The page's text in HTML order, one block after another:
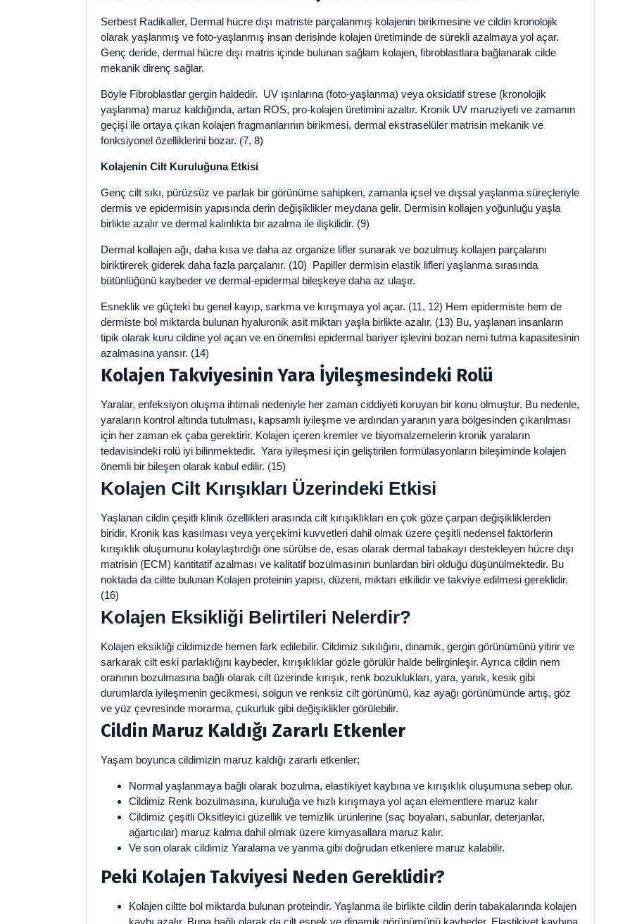
Serbest Radikaller, Dermal hücre dışı matriste parçalanmış kolajenin birikmesine ve cildin kronolojik
olarak yaşlanmış ve foto-yaşlanmış insan derisinde kolajen üretiminde de sürekli azalmaya yol açar.
Genç deride, dermal hücre dışı matris içinde bulunan sağlam kolajen, fibroblastlara bağlanarak cilde
mekanik direnç sağlar.
Böyle Fibroblastlar gergin haldedir. UV ışınlarına (foto-yaşlanma) veya oksidatif strese (kronolojik
yaşlanma) maruz kaldığında, artan ROS, pro-kolajen üretimini azaltır. Kronik UV maruziyeti ve zamanın
geçişi ile ortaya çıkan kolajen fragmanlarının birikmesi, dermal ekstraselüler matrisin mekanik ve
fonksiyonel özelliklerini bozar. (7, 8)
Kolajenin Cilt Kuruluğuna Etkisi
Genç cilt sıkı, pürüzsüz ve parlak bir görünüme sahipken, zamanla içsel ve dışsal yaşlanma süreçleriyle
dermis ve epidermisin yapısında derin değişiklikler meydana gelir. Dermisin kollajen yoğunluğu yaşla
birlikte azalır ve dermal kalınlıkta bir azalma ile ilişkilidir. (9)
Dermal kollajen ağı, daha kısa ve daha az organize lifler sunarak ve bozulmuş kollajen parçalarını
biriktirerek giderek daha fazla parçalanır. (10) Papiller dermisin elastik lifleri yaşlanma sırasında
bütünlüğünü kaybeder ve dermal-epidermal bileşkeye daha az ulaşır.
Esneklik ve güçteki bu genel kayıp, sarkma ve kırışmaya yol açar. (11, 12) Hem epidermiste hem de
dermiste bol miktarda bulunan hyaluronik asit miktarı yaşla birlikte azalır. (13) Bu, yaşlanan insanların
tipik olarak kuru cildine yol açan ve en önemlisi epidermal bariyer işlevini bozan nemi tutma kapasitesinin
azalmasına yansır. (14)
Kolajen Takviyesinin Yara İyileşmesindeki Rolü
Yaralar, enfeksiyon oluşma ihtimali nedeniyle her zaman ciddiyeti koruyan bir konu olmuştur. Bu nedenle,
yaraların kontrol altında tutulması, kapsamlı iyileşme ve ardından yaranın yara bölgesinden çıkarılması
için her zaman ek çaba gerektirir. Kolajen içeren kremler ve biyomalzemelerin kronik yaraların
tedavisindeki rolü iyi bilinmektedir. Yara iyileşmesi için geliştirilen formülasyonların bileşiminde kolajen
önemli bir bileşen olarak kabul edilir. (15)
Kolajen Cilt Kırışıkları Üzerindeki Etkisi
Yaşlanan cildin çeşitli klinik özellikleri arasında cilt kırışıklıkları en çok göze çarpan değişikliklerden
biridir. Kronik kas kasılması veya yerçekimi kuvvetleri dahil olmak üzere çeşitli nedensel faktörlerin
kırışıklık oluşumunu kolaylaştırdığı öne sürülse de, esas olarak dermal tabakayı destekleyen hücre dışı
matrisin (ECM) kantitatif azalması ve kalitatif bozulmasının bunlardan biri olduğu düşünülmektedir. Bu
noktada da ciltte bulunan Kolajen proteinin yapısı, düzeni, miktarı etkilidir ve takviye edilmesi gereklidir.
(16)
Kolajen Eksikliği Belirtileri Nelerdir?
Kolajen eksikliği cildimizde hemen fark edilebilir. Cildimiz sıkılığını, dinamik, gergin görünümünü yitirir ve
sarkarak cilt eski parlaklığını kaybeder, kırışıklıklar gözle görülür halde belirginleşir. Ayrıca cildin nem
oranının bozulmasına bağlı olarak cilt üzerinde kırışık, renk bozuklukları, yara, yanık, kesik gibi
durumlarda iyileşmenin gecikmesi, solgun ve renksiz cilt görünümü, kaz ayağı görünümünde artış, göz
ve yüz çevresinde morarma, çukurluk gibi değişiklikler görülebilir.
Cildin Maruz Kaldığı Zararlı Etkenler
Yaşam boyunca cildimizin maruz kaldığı zararlı etkenler;
Normal yaşlanmaya bağlı olarak bozulma, elastikiyet kaybına ve kırışıklık oluşumuna sebep olur.
Cildimiz Renk bozulmasına, kuruluğa ve hızlı kırışmaya yol açan elementlere maruz kalır
Cildimiz çeşitli Oksitleyici güzellik ve temizlik ürünlerine (saç boyaları, sabunlar, deterjanlar,
ağartıcılar) maruz kalma dahil olmak üzere kimyasallara maruz kalır.
Ve son olarak cildimiz Yaralama ve yanma gibi doğrudan etkenlere maruz kalabilir.
Peki Kolajen Takviyesi Neden Gereklidir?
Kolajen ciltte bol miktarda bulunan proteindir. Yaşlanma ile birlikte cildin derin tabakalarında kolajen